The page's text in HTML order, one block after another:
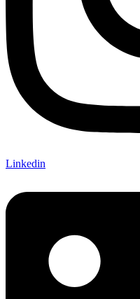
Linkedin